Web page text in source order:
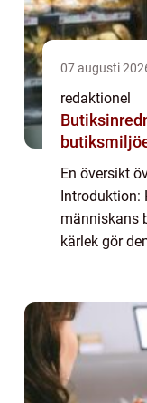
07 augusti
redaktionel
En översikt
Introduktion:
människans
kärlek gör